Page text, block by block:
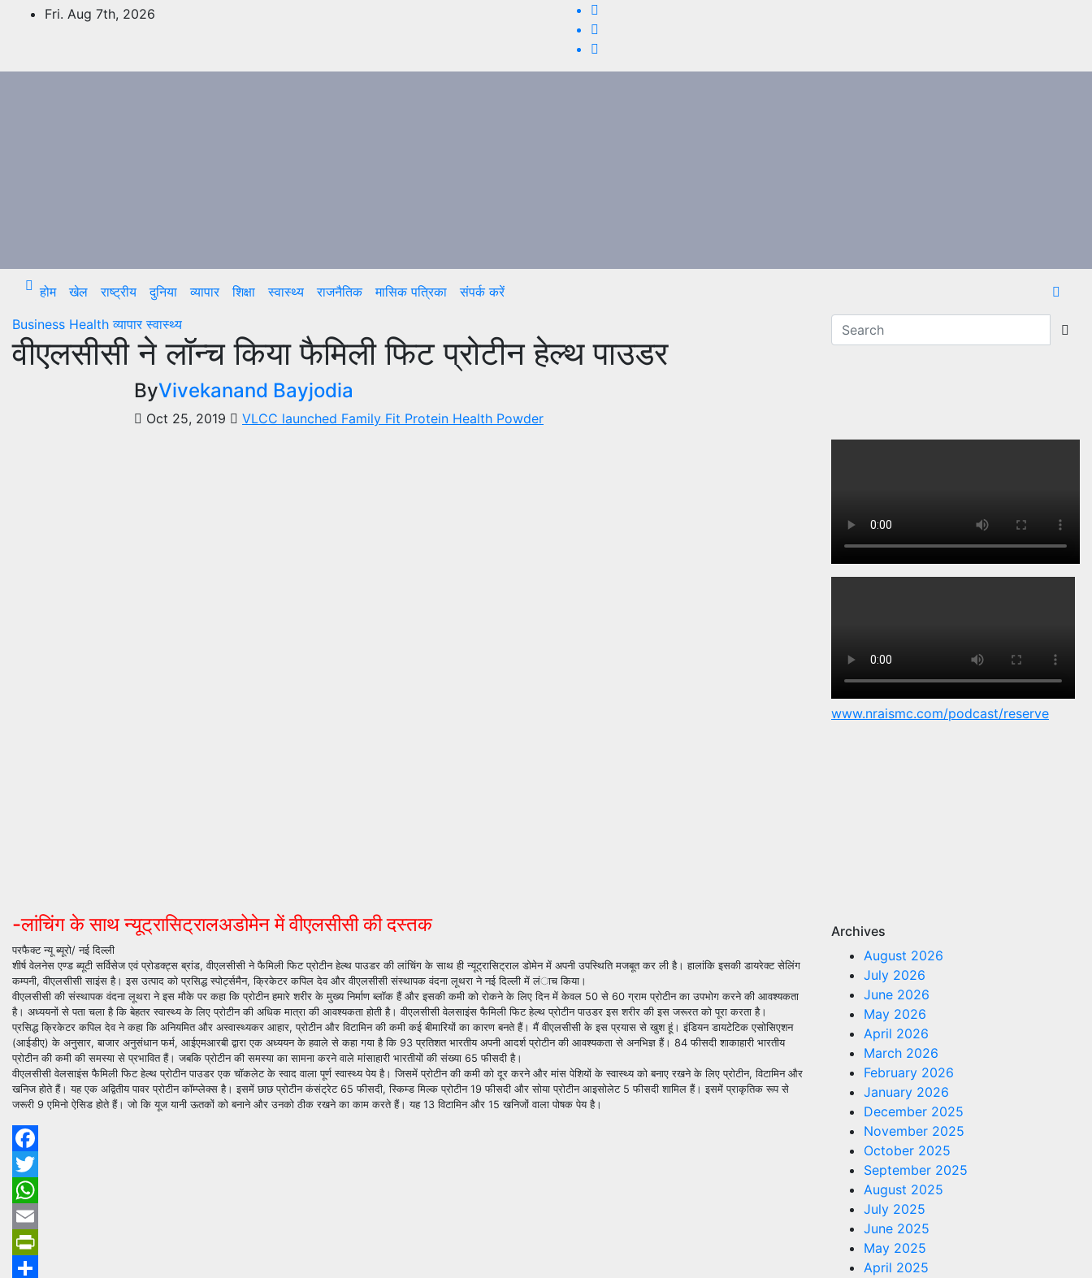
Fri. Aug 7th, 2026
होम खेल राष्ट्रीय दुनिया व्यापार शिक्षा स्वास्थ्य राजनैतिक मासिक पत्रिका
संपर्क करें
Business Healthव्यापारस्वास्थ्य
वीएलसीसी ने लॉन्च किया फैमिली फिट प्रोटीन हेल्थ पाउडर
ByVivekanand Bayjodia
Oct 25, 2019 VLCC launched Family Fit Protein Health Powder
-लांचिंग के साथ न्यूट्रासिट्रालअडोमेन में वीएलसीसी की दस्तक
परफैक्ट न्यू ब्यूरो/ नई दिल्ली
शीर्ष वेलनेस एण्ड ब्यूटी सर्विसेज एवं प्रोडक्ट्स ब्रांड, वीएलसीसी ने फैमिली फिट प्रोटीन हेल्थ पाउडर की लांचिंग के साथ ही न्यूट्रासिट्राल डोमेन में अपनी उपस्थिति मजबूत कर ली है। हालांकि इसकी डायरेक्ट सेलिंग
कम्पनी, वीएलसीसी साइंस है। इस उत्पाद को प्रसिद्ध स्पोर्ट्समैन, क्रिकेटर कपिल देव और वीएलसीसी संस्थापक वंदना लूथरा ने नई दिल्ली में लंाच किया।
वीएलसीसी की संस्थापक वंदना लूथरा ने इस मौके पर कहा कि प्रोटीन हमारे शरीर के मुख्य निर्माण ब्लॉक हैं और इसकी कमी को रोकने के लिए दिन में केवल 50 से 60 ग्राम प्रोटीन का उपभोग करने की आवश्यकता
है। अध्ययनों से पता चला है कि बेहतर स्वास्थ्य के लिए प्रोटीन की अधिक मात्रा की आवश्यकता होती है। वीएलसीसी वेलसाइंस फैमिली फिट हेल्थ प्रोटीन पाउडर इस शरीर की इस जरूरत को पूरा करता है।
प्रसिद्ध क्रिकेटर कपिल देव ने कहा कि अनियमित और अस्वास्थ्यकर आहार, प्रोटीन और विटामिन की कमी कई बीमारियों का कारण बनते हैं। मैं वीएलसीसी के इस प्रयास से खुश हूं। इंडियन डायटेटिक एसोसिएशन
(आईडीए) के अनुसार, बाजार अनुसंधान फर्म, आईएमआरबी द्वारा एक अध्ययन के हवाले से कहा गया है कि 93 प्रतिशत भारतीय अपनी आदर्श प्रोटीन की आवश्यकता से अनभिज्ञ हैं। 84 फीसदी शाकाहारी भारतीय
प्रोटीन की कमी की समस्या से प्रभावित हैं। जबकि प्रोटीन की समस्या का सामना करने वाले मांसाहारी भारतीयों की संख्या 65 फीसदी है।
वीएलसीसी वेलसाइंस फैमिली फिट हेल्थ प्रोटीन पाउडर एक चॉकलेट के स्वाद वाला पूर्ण स्वास्थ्य पेय है। जिसमें प्रोटीन की कमी को दूर करने और मांस पेशियों के स्वास्थ्य को बनाए रखने के लिए प्रोटीन, विटामिन और
खनिज होते हैं। यह एक अद्वितीय पावर प्रोटीन कॉम्प्लेक्स है। इसमें छाछ प्रोटीन कंसंट्रेट 65 फीसदी, स्किम्ड मिल्क प्रोटीन 19 फीसदी और सोया प्रोटीन आइसोलेट 5 फीसदी शामिल हैं। इसमें प्राकृतिक रूप से
जरूरी 9 एमिनो ऐसिड होते हैं। जो कि यूज यानी ऊतकों को बनाने और उनको ठीक रखने का काम करते हैं। यह 13 विटामिन और 15 खनिजों वाला पोषक पेय है।
Facebook
Twitter
WhatsApp
Email
PrintFriendly
www.nraismc.com/podcast/reserve
Archives
August 2026
July 2026
June 2026
May 2026
April 2026
March 2026
February 2026
January 2026
December 2025
November 2025
October 2025
September 2025
August 2025
July 2025
June 2025
May 2025
April 2025